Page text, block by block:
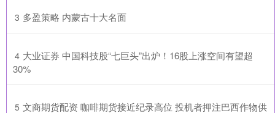
3 ​多盈策略 内蒙古十大名面
4 ​大业证券 中国科技股“七巨头”出炉！16股上涨空间有望超
30%
5 ​文商期货配资 咖啡期货接近纪录高位 投机者押注巴西作物供